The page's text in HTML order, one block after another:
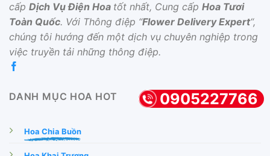
cấp Dịch Vụ Điện Hoa tốt nhất, Cung cấp Hoa Tươi
Toàn Quốc. Với Thông điệp “Flower Delivery Expert“,
chúng tôi hướng đến một dịch vụ chuyên nghiệp trong
việc truyền tải những thông điệp.
DANH MỤC HOA HOT
Hoa Chia Buồn
0905227766